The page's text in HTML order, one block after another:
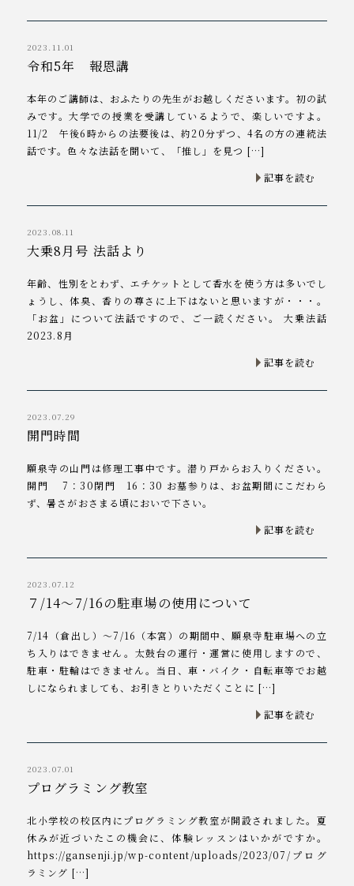
2023.11.01
令和5年 報恩講
本年のご講師は、おふたりの先生がお越しくださいます。初の試
みです。大学での授業を受講しているようで、楽しいですよ。
11/2 午後6時からの法要後は、約20分ずつ、4名の方の連続法
話です。色々な法話を聞いて、「推し」を見つ […]
記事を読む
2023.08.11
大乗8月号 法話より
年齢、性別をとわず、エチケットとして香水を使う方は多いでし
ょうし、体臭、香りの尊さに上下はないと思いますが・・・。
「お盆」について法話ですので、ご一読ください。 大乗法話
2023.8月
記事を読む
2023.07.29
開門時間
願泉寺の山門は修理工事中です。潜り戸からお入りください。
開門 7：30閉門 16：30 お墓参りは、お盆期間にこだわら
ず、暑さがおさまる頃においで下さい。
記事を読む
2023.07.12
７/14～7/16の駐車場の使用について
7/14（倉出し）～7/16（本宮）の期間中、願泉寺駐車場への立
ち入りはできません。太鼓台の運行・運営に使用しますので、
駐車・駐輪はできません。当日、車・バイク・自転車等でお越
しになられましても、お引きとりいただくことに […]
記事を読む
2023.07.01
プログラミング教室
北小学校の校区内にプログラミング教室が開設されました。夏
休みが近づいたこの機会に、体験レッスンはいかがですか。
https://gansenji.jp/wp-content/uploads/2023/07/プログ
ラミング […]